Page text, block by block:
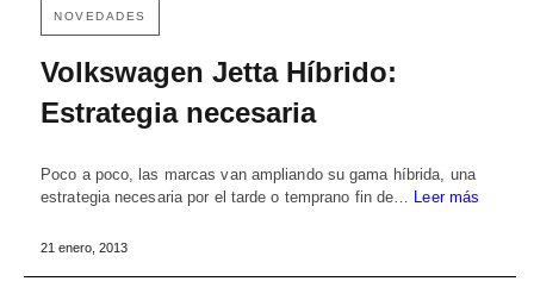
NOVEDADES
Volkswagen Jetta Híbrido:
Estrategia necesaria
Poco a poco, las marcas van ampliando su gama híbrida, una
estrategia necesaria por el tarde o temprano fin de… Leer más
21 enero, 2013